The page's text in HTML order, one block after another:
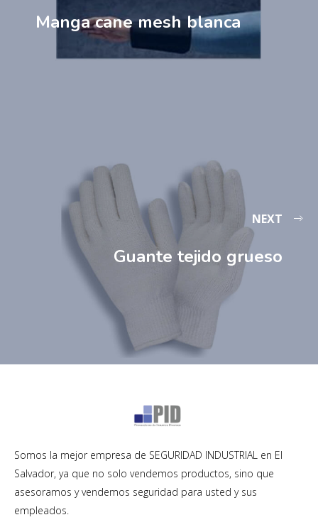
Manga cane mesh blanca
NEXT
Guante tejido grueso
Somos la mejor empresa de SEGURIDAD INDUSTRIAL en El
Salvador, ya que no solo vendemos productos, sino que
asesoramos y vendemos seguridad para usted y sus
empleados.